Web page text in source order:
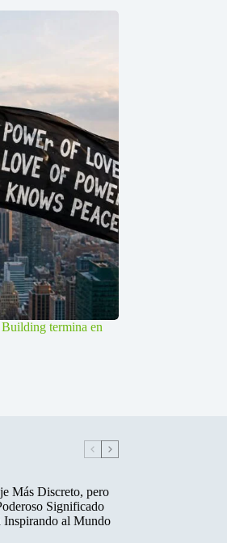
termina en
Más Discreto, pero
Significado
Inspirando al Mundo